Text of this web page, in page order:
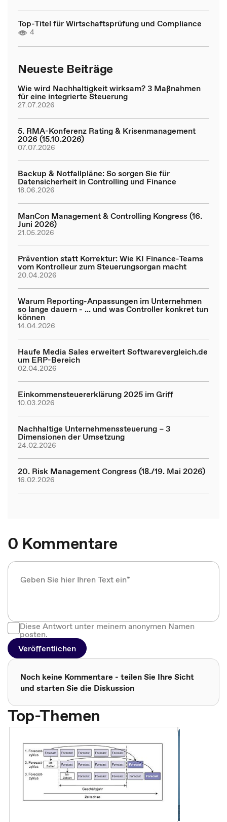
Top-Titel für Wirtschaftsprüfung und Compliance
4
Neueste Beiträge
Wie wird Nachhaltigkeit wirksam? 3 Maßnahmen
für eine integrierte Steuerung
27.07.2026
5. RMA-Konferenz Rating & Krisenmanagement
2026 (15.10.2026)
07.07.2026
Backup & Notfallpläne: So sorgen Sie für
Datensicherheit in Controlling und Finance
18.06.2026
ManCon Management & Controlling Kongress (16.
Juni 2026)
21.05.2026
Prävention statt Korrektur: Wie KI Finance-Teams
vom Kontrolleur zum Steuerungsorgan macht
20.04.2026
Warum Reporting-Anpassungen im Unternehmen
so lange dauern - ... und was Controller konkret tun
können
14.04.2026
Haufe Media Sales erweitert Softwarevergleich.de
um ERP-Bereich
02.04.2026
Einkommensteuererklärung 2025 im Griff
10.03.2026
Nachhaltige Unternehmenssteuerung – 3
Dimensionen der Umsetzung
24.02.2026
20. Risk Management Congress (18./19. Mai 2026)
16.02.2026
0 Kommentare
Diese Antwort unter meinem anonymen Namen
posten.
Veröffentlichen
Noch keine Kommentare - teilen Sie Ihre Sicht
und starten Sie die Diskussion
Top-Themen